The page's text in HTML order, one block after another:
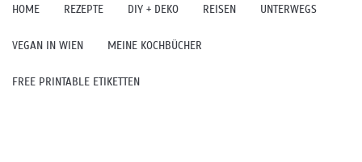
HOME REZEPTE DIY + DEKO REISEN UNTERWEGS
VEGAN IN WIEN MEINE KOCHBÜCHER
FREE PRINTABLE ETIKETTEN